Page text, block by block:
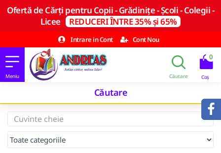
Ofertă de Cărți pentru Copii - Grădinițe - Școli - Colegii -
Licee REDUCERI ÎNTRE 35% și 65%
Intrare in Cont
Cont Nou
0
Căutare